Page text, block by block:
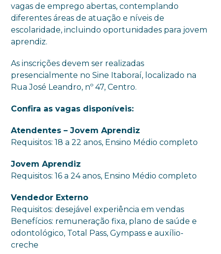
vagas de emprego abertas, contemplando
diferentes áreas de atuação e níveis de
escolaridade, incluindo oportunidades para jovem
aprendiz.
As inscrições devem ser realizadas
presencialmente no Sine Itaboraí, localizado na
Rua José Leandro, nº 47, Centro.
Confira as vagas disponíveis:
Atendentes – Jovem Aprendiz
Requisitos: 18 a 22 anos, Ensino Médio completo
Jovem Aprendiz
Requisitos: 16 a 24 anos, Ensino Médio completo
Vendedor Externo
Requisitos: desejável experiência em vendas
Benefícios: remuneração fixa, plano de saúde e
odontológico, Total Pass, Gympass e auxílio-
creche